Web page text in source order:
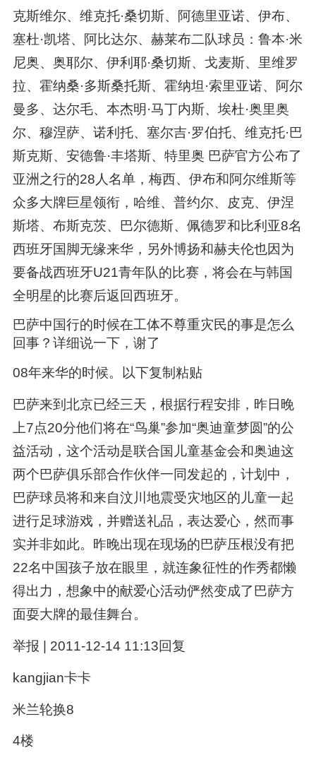
克斯维尔、维克托·桑切斯、阿德里亚诺、伊布、
塞杜·凯塔、阿比达尔、赫莱布二队球员：鲁本·米
尼奥、奥耶尔、伊利耶·桑切斯、戈麦斯、里维罗
拉、霍纳桑·多斯桑托斯、霍纳坦·索里亚诺、阿尔
曼多、达尔毛、本杰明·马丁内斯、埃杜·奥里奥
尔、穆涅萨、诺利托、塞尔吉·罗伯托、维克托·巴
斯克斯、安德鲁·丰塔斯、特里奥 巴萨官方公布了
亚洲之行的28人名单，梅西、伊布和阿尔维斯等
众多大牌巨星领衔，哈维、普约尔、皮克、伊涅
斯塔、布斯克茨、巴尔德斯、佩德罗和比利亚8名
西班牙国脚无缘来华，另外博扬和赫夫伦也因为
要备战西班牙U21青年队的比赛，将会在与韩国
全明星的比赛后返回西班牙。
巴萨中国行的时候在工体不尊重灾民的事是怎么
回事？详细说一下，谢了
08年来华的时候。以下复制粘贴
巴萨来到北京已经三天，根据行程安排，昨日晚
上7点20分他们将在“鸟巢”参加“奥迪童梦圆”的公
益活动，这个活动是联合国儿童基金会和奥迪这
两个巴萨俱乐部合作伙伴一同发起的，计划中，
巴萨球员将和来自汶川地震受灾地区的儿童一起
进行足球游戏，并赠送礼品，表达爱心，然而事
实并非如此。昨晚出现在现场的巴萨压根没有把
22名中国孩子放在眼里，就连象征性的作秀都懒
得出力，想象中的献爱心活动俨然变成了巴萨方
面耍大牌的最佳舞台。
举报 | 2011-12-14 11:13回复
kangjian卡卡
米兰轮换8
4楼